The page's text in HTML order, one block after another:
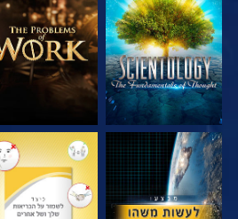
בדוק את הסדרה בדוק את הסדרה
צפה